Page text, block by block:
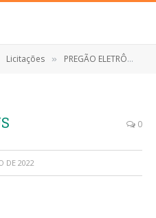
Licitações » PREGÃO ELETRÔNICO Nº 019/2022-SRP (EVENTUAL CONTRATAÇÃO DE EMPRESA ESPECIALIZADA PARA O FORNECIMENTO DE MATERIAIS DE LIMPEZA E HIGIENE PESSOAL)
0
DE 2022